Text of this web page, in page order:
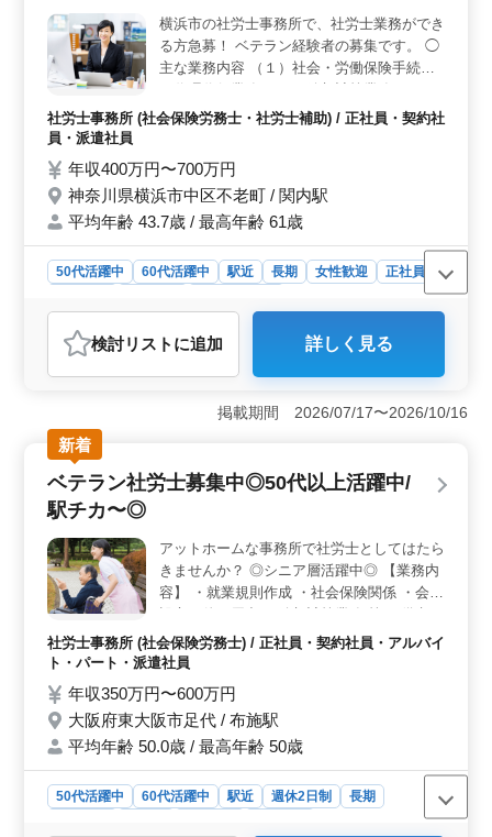
完全週休2日制で休息をしっかりと取りながら、充実した
業務に取り組むことができます。さらに、交通費支給な
ど福利厚生も整っており、働きやすい環境が整っていま
す。 ＜中高年の活躍＞ 平均年齢47.3歳という企業
文化で、50代以上の経験者も積極的に活躍できる環境が
整っています。経験豊富な方々がチームを支え、共に成
長する文化が根付いています。
横浜市の社労士事務所で、社労士業務ができ
る方急募！ ベテラン経験者の募集です。 ◯
主な業務内容 （１）社会・労働保険手続き
の代理代行業務 （２）給与計算業務（月３
～５件程度） （３）顧客へのコンサルティ
訪問 （６）その他付帯する実務全般 ・年１
回健康診断実施 ・営業ノルマ等はありませ
ん ・仕事をしながら社労士資格取得、独立
を目指せます 好奇心旺盛で新しいことに挑
戦し、前向きに問題解決に臨める方を希望し
ます。 社会保険労務士資格あれば尚可。社
会保険労務士学習中でも可。
社労士事務所 (社会保険労務士・社労士補助) / 正社員・契約社
員・派遣社員
年収400万円〜700万円
神奈川県横浜市中区不老町 / 関内駅
平均年齢 43.7歳 / 最高年齢 61歳
50代活躍中 60代活躍中 駅近 長期 女性歓迎
正社員
おすすめポイント
＜給与と待遇の魅力＞ 年収は400万円から700万円と幅
広く、経験やスキルに応じて高い報酬が期待できます。
費は実費支給で上限がないため、通勤にかかる負担が少
なく、社労士としての専門知識を活かしながら、長期的
なキャリアを築きやすい環境です。 ＜ベテラン歓迎
と成長支援＞ この求人では、特に社労士事務所での実
務経験者や、ベテランの応募を歓迎しています。中高年
の方も活躍できる職場であり、豊富な経験を活かして即
戦力として貢献できます。また、社労士資格の取得や、
将来的な独立を目指しながら働ける環境も整っているた
め、スキルアップを目指す方にも最適です。営業ノルマ
がない点も、安心して業務に集中できる要因です。
最寄りの関内駅から徒歩圏内で、駅近な点が通勤の便利
さを提供しています。休日は日曜・祝日、さらに年末年
始や夏季休暇もあり、オンオフのメリハリがつけやすい
です。年1回の健康診断など、健康管理にも配慮した職場
環境です。
検討リスト に追加 詳しく見る
掲載期間 2026/07/17〜2026/10/16
新着
ベテラン社労士募集中◎50代以上活躍中/
駅チカ〜◎
アットホームな事務所で社労士としてはたら
きませんか？ ◎シニア層活躍中◎ 【業務内
容】 ・就業規則作成 ・社会保険関係 ・会社
・駅チカ ・社会保険完備 知識豊富な皆様の
ご応募お待ちしております！
社労士事務所 (社会保険労務士) / 正社員・契約社員・アルバイ
ト・パート・派遣社員
年収350万円〜600万円
大阪府東大阪市足代 / 布施駅
平均年齢 50.0歳 / 最高年齢 50歳
50代活躍中 60代活躍中 駅近 週休2日制
長期